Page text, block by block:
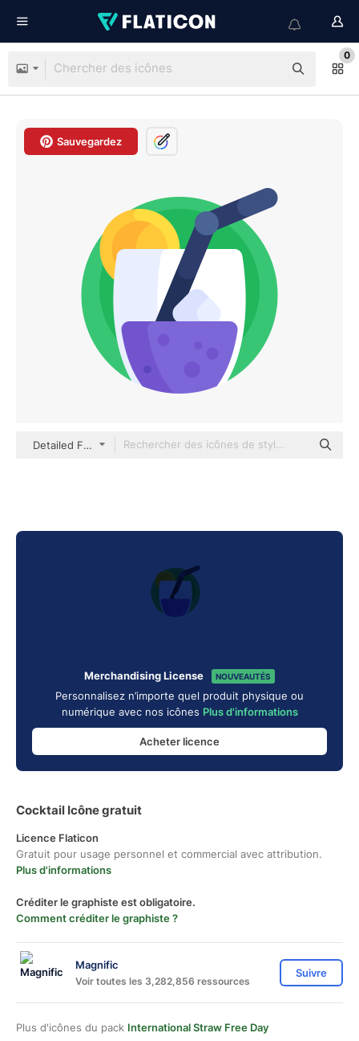
0
Sauvegardez
Detailed Flat Circular Flat
Merchandising License NOUVEAUTÉS
Personnalisez n’importe quel produit physique ou
numérique avec nos icônes Plus d'informations
Acheter licence
Cocktail Icône gratuit
Licence Flaticon
Gratuit pour usage personnel et commercial avec attribution.
Plus d'informations
Créditer le graphiste est obligatoire.
Comment créditer le graphiste ?
Magnific
Voir toutes les 3,282,856 ressources
Suivre
Plus d'icônes du pack International Straw Free Day